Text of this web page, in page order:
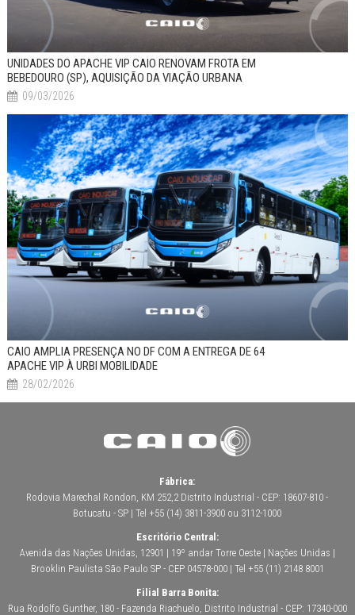
UNIDADES DO APACHE VIP CAIO RENOVAM FROTA EM
BEBEDOURO (SP), AQUISIÇÃO DA VIAÇÃO URBANA
09/03/2026
CAIO AMPLIA PRESENÇA NO DF COM A ENTREGA DE 64
APACHE VIP À URBI MOBILIDADE
28/02/2026
Fábrica:
Rodovia Marechal Rondon, KM 252,2 Distrito Industrial - CEP: 18607-810 -
Botucatu - SP | Tel +55 (14) 3811-3900 ou 3112-1000
Escritório Central:
Avenida das Nações Unidas, 12901 | 19º andar Torre Oeste | Nações Unidas |
Brooklin Paulista São Paulo SP - CEP 04578-000 | Tel +55 (11) 2148 8001
Filial Barra Bonita:
Rua Rodolfo Gunther, 180 - Fazenda Riachuelo, Distrito Industrial - CEP: 17340-000